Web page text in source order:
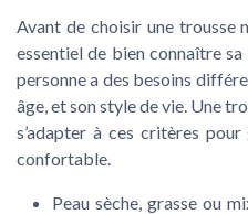
Avant de choisir une trousse
essentiel de bien connaître
personne a des besoins
âge, et son style de vie. Une
s’adapter à ces critères
confortable.
Peau sèche, grasse ou